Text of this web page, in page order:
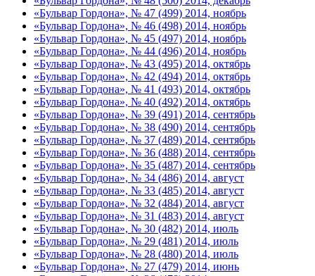
«Бульвар Гордона», № 47 (499) 2014, ноябрь
«Бульвар Гордона», № 46 (498) 2014, ноябрь
«Бульвар Гордона», № 45 (497) 2014, ноябрь
«Бульвар Гордона», № 44 (496) 2014, ноябрь
«Бульвар Гордона», № 43 (495) 2014, октябрь
«Бульвар Гордона», № 42 (494) 2014, октябрь
«Бульвар Гордона», № 41 (493) 2014, октябрь
«Бульвар Гордона», № 40 (492) 2014, октябрь
«Бульвар Гордона», № 39 (491) 2014, сентябрь
«Бульвар Гордона», № 38 (490) 2014, сентябрь
«Бульвар Гордона», № 37 (489) 2014, сентябрь
«Бульвар Гордона», № 36 (488) 2014, сентябрь
«Бульвар Гордона», № 35 (487) 2014, сентябрь
«Бульвар Гордона», № 34 (486) 2014, август
«Бульвар Гордона», № 33 (485) 2014, август
«Бульвар Гордона», № 32 (484) 2014, август
«Бульвар Гордона», № 31 (483) 2014, август
«Бульвар Гордона», № 30 (482) 2014, июль
«Бульвар Гордона», № 29 (481) 2014, июль
«Бульвар Гордона», № 28 (480) 2014, июль
«Бульвар Гордона», № 27 (479) 2014, июнь